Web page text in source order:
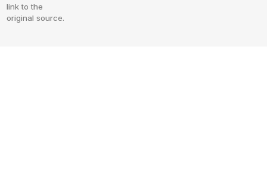
link to the
original source.